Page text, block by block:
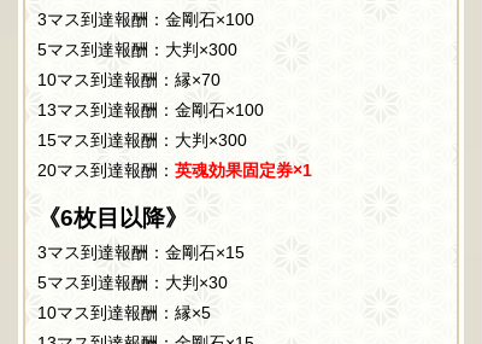
3マス到達報酬：金剛石×100
5マス到達報酬：大判×300
10マス到達報酬：縁×70
13マス到達報酬：金剛石×100
15マス到達報酬：大判×300
20マス到達報酬： 英魂効果固定券×1
《6枚目以降》
3マス到達報酬：金剛石×15
5マス到達報酬：大判×30
10マス到達報酬：縁×5